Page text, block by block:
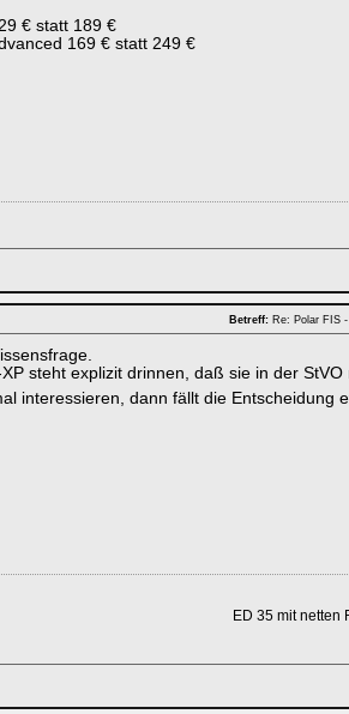
€ statt 189 €
169 € statt 249 €
Betreff: Re: Polar FIS
XP steht explizit drinnen, daß sie in der
interessieren, dann fällt die Entscheidung
ED 35 mit netten